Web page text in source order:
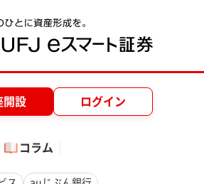
開設 ログイン
コラム